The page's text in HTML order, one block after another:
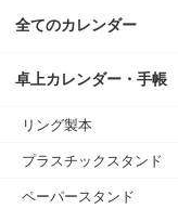
全てのカレンダー
卓上カレンダー・手帳
リング製本
プラスチックスタンド
ペーパースタンド